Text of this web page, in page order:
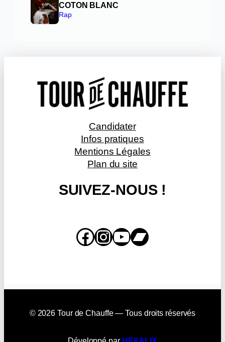
COTON BLANC
Rap
Candidater
Infos pratiques
Mentions Légales
Plan du site
SUIVEZ-NOUS !
Facebook InstagramYouTube Bandcamp
© 2026 Tour de Chauffe — Tous droits réservés